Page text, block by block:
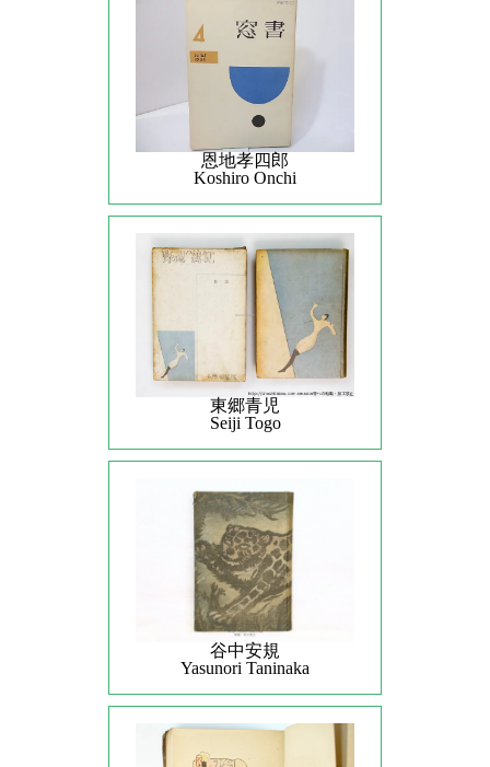
恩地孝四郎
Koshiro Onchi
東郷青児
Seiji Togo
谷中安規
Yasunori Taninaka